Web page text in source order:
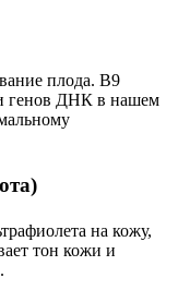
плода. B9
и генов ДНК в нашем
на кожу,
тон кожи и